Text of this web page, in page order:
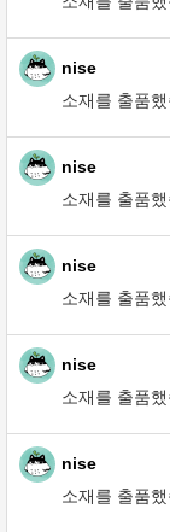
nise
소재를 출품